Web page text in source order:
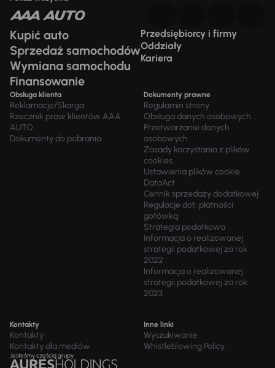
Kupić auto
Sprzedaż samochodów
Wymiana samochodu
Finansowanie
Przedsiębiorcy i firmy
Oddziały
Kariera
Obsługa klienta
Reklamacje/Skarga
Rzecznik praw klientów AAA
AUTO
Dokumenty do pobrania
Dokumenty prawne
Regulamin strony
Obsługa danych osobowych
Przetwarzanie danych
osobowych
Zasady korzystania z plików
cookies
Ustawienia plików cookie
DataAct
Cennik sprzedaży dodatkowej
Regulacje dot. płatności
gotówką
Strategia podatkowa
Informacja o realizowanej
strategii podatkowej za rok
2022
Informacja o realizowanej
strategii podatkowej za rok
2023
Kontakty
Kontakty
Kontakty dla mediów
Inne linki
Wyszukiwanie
Whistleblowing Policy
Jesteśmy częścią grupy